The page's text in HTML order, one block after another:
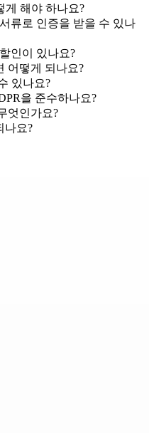
게 해야 하나요?
류로 인증을 받을 수 있나
인이 있나요?
어떻게 되나요?
있나요?
을 준수하나요?
엇인가요?
나요?